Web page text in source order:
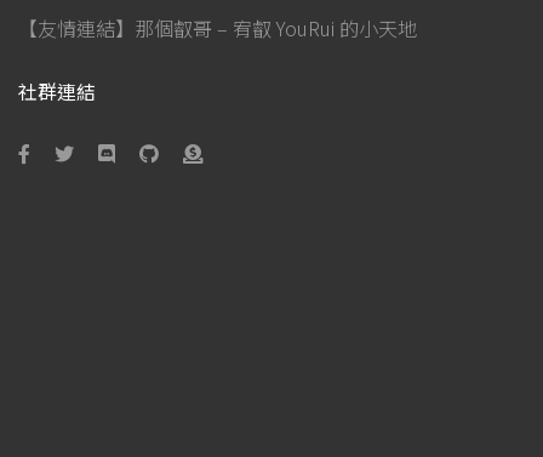
【友情連結】那個叡哥 – 宥叡 YouRui 的小天地
社群連結